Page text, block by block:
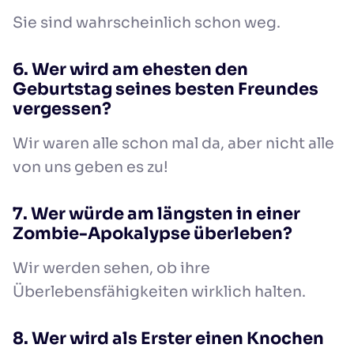
Sie sind wahrscheinlich schon weg.
6. Wer wird am ehesten den
Geburtstag seines besten Freundes
vergessen?
Wir waren alle schon mal da, aber nicht alle
von uns geben es zu!
7. Wer würde am längsten in einer
Zombie-Apokalypse überleben?
Wir werden sehen, ob ihre
Überlebensfähigkeiten wirklich halten.
8. Wer wird als Erster einen Knochen